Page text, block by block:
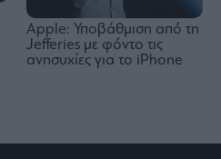
Apple: Υποβάθμιση από τη
Jefferies με φόντο τις
ανησυχίες για το iPhone